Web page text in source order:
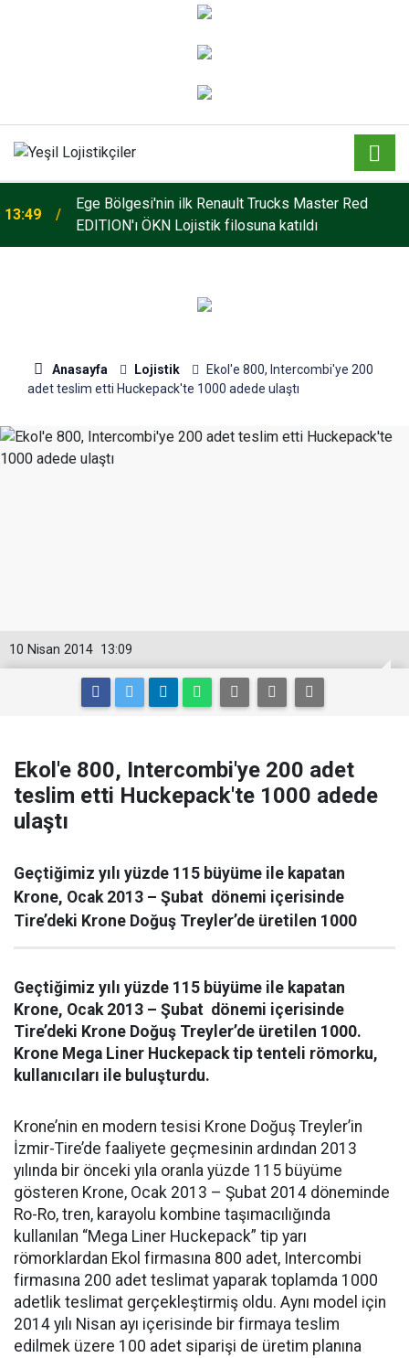
13:49
Ege Bölgesi'nin ilk Renault Trucks Master Red
EDITION'ı ÖKN Lojistik filosuna katıldı
Anasayfa Lojistik
Ekol'e 800, Intercombi'ye 200
adet teslim etti Huckepack'te 1000 adede ulaştı
13:09
10 Nisan 2014
Ekol'e 800, Intercombi'ye 200 adet
teslim etti Huckepack'te 1000 adede
ulaştı
Geçtiğimiz yılı yüzde 115 büyüme ile kapatan
Krone, Ocak 2013 – Şubat dönemi içerisinde
Tire’deki Krone Doğuş Treyler’de üretilen 1000
Geçtiğimiz yılı yüzde 115 büyüme ile kapatan
Krone, Ocak 2013 – Şubat dönemi içerisinde
Tire’deki Krone Doğuş Treyler’de üretilen 1000.
Krone Mega Liner Huckepack tip tenteli römorku,
kullanıcıları ile buluşturdu.
Krone’nin en modern tesisi Krone Doğuş Treyler’in
İzmir-Tire’de faaliyete geçmesinin ardından 2013
yılında bir önceki yıla oranla yüzde 115 büyüme
gösteren Krone, Ocak 2013 – Şubat 2014 döneminde
Ro-Ro, tren, karayolu kombine taşımacılığında
kullanılan “Mega Liner Huckepack” tip yarı
römorklardan Ekol firmasına 800 adet, Intercombi
firmasına 200 adet teslimat yaparak toplamda 1000
adetlik teslimat gerçekleştirmiş oldu. Aynı model için
2014 yılı Nisan ayı içerisinde bir firmaya teslim
edilmek üzere 100 adet siparişi de üretim planına